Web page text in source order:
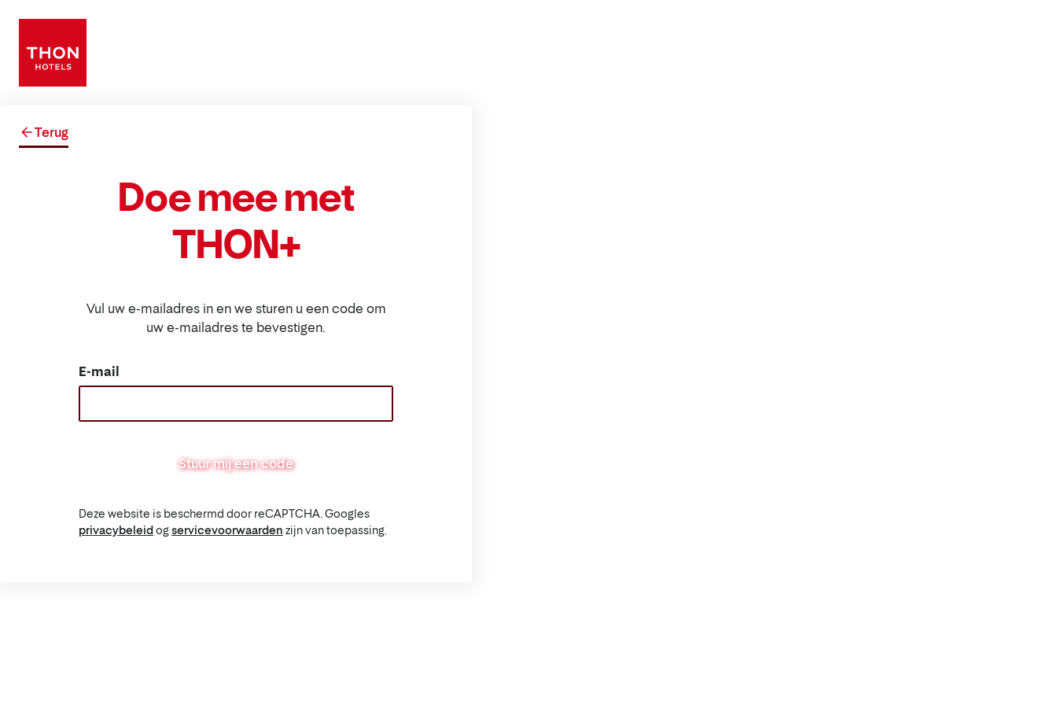
Terug
Doe mee met
THON+
Vul uw e-mailadres in en we sturen u een code om
uw e-mailadres te bevestigen.
E-mail
Stuur mij een code
Deze website is beschermd door reCAPTCHA. Googles
privacybeleidogservicevoorwaarden zijn van toepassing.